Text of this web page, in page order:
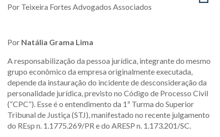
Por Teixeira Fortes Advogados Associados
Por Natália Grama Lima
A responsabilização da pessoa jurídica, integrante do mesmo
grupo econômico da empresa originalmente executada,
depende da instauração do incidente de desconsideração da
personalidade jurídica, previsto no Código de Processo Civil
(“CPC”). Esse é o entendimento da 1ª Turma do Superior
Tribunal de Justiça (STJ), manifestado no recente julgamento
do REsp n. 1.1775.269/PR e do ARESP n. 1.173.201/SC.